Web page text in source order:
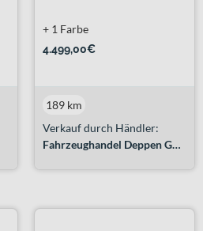
4.499,00€
+ 1 Farbe
Verkauf durch Händler:
Fahrzeughandel Deppen GmbH
189 km